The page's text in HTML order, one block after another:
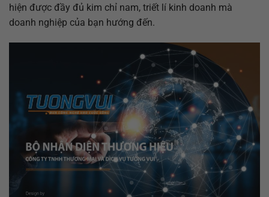
hiện được đầy đủ kim chỉ nam, triết lí kinh doanh mà
doanh nghiệp của bạn hướng đến.